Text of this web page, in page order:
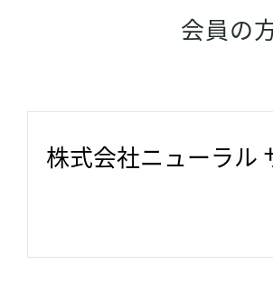
会員の
株式会社ニューラル